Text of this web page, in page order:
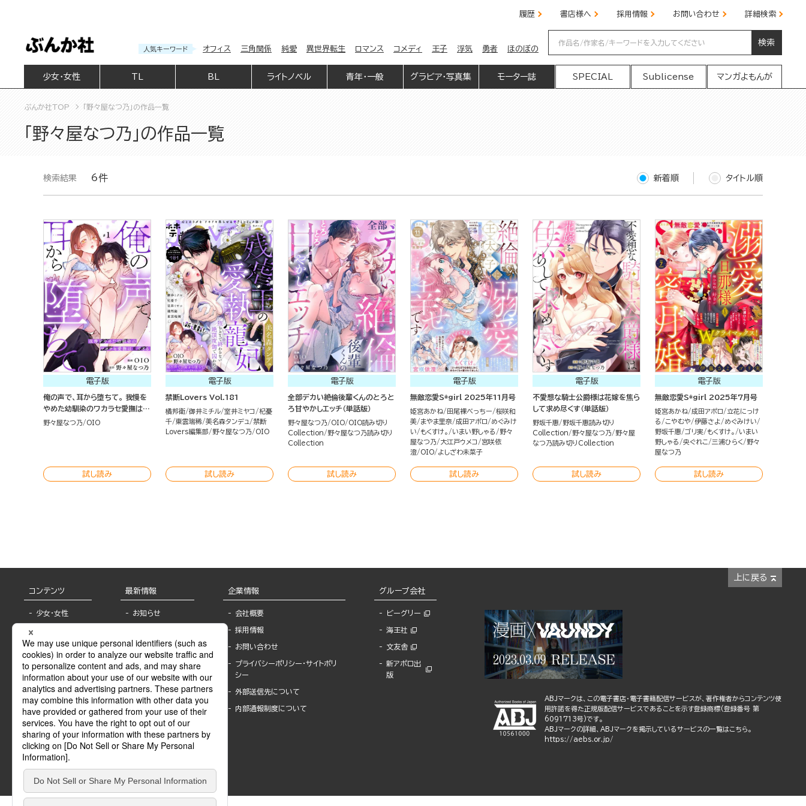
履歴 書店様へ 採用情報 お問い合わせ 詳細検索
人気キーワード オフィス 三角関係 純愛 異世界転生 ロマンス コメディ 王子 浮気 勇者 ほのぼの
検索
少女・女性 BL ライトノベル 青年・一般 グラビア・写真集 モーター誌 SPECIAL Sublicense マンガよもんが
ぶんか社TOP 「野々屋なつ乃」の作品一覧
「野々屋なつ乃」の作品一覧
検索結果 6件 新着順 タイトル順
電子版
俺の声で、耳から堕ちて。 我慢を
やめた幼馴染のワカラセ愛撫は重
すぎる（分冊版）
野々屋なつ乃 OIO
試し読み
電子版
禁断Lovers Vol.181
橘邦衛 御井ミチル 室井ミヤコ
杞憂
千 東雲瑞稀 美名森タンデュ
禁断
Lovers編集部
野々屋なつ乃 OIO
試し読み
電子版
全部デカい絶倫後輩くんのとろと
ろ甘やかしエッチ（単話版）
野々屋なつ乃 OIO
OIO読み切り
Collection
野々屋なつ乃読み切り
Collection
試し読み
電子版
無敵恋愛S*girl 2025年11月号
姫宮あかね 田尾裸べっちー
桜咲和
美
まやま里奈 成田アポロ
めぐみけ
い
もくすけ。 いまい野しゃる
野々
屋なつ乃
大江戸ウメコ
宮咲依
澄
OIO よしざわ未菜子
試し読み
電子版
不愛想な騎士公爵様は花嫁を焦ら
して求め尽くす（単話版）
野坂千惠
野坂千惠読み切り
Collection
野々屋なつ乃
野々屋
なつ乃読み切りCollection
試し読み
電子版
無敵恋愛S*girl 2025年7月号
姫宮あかね 成田アポロ
立花にっけ
る
こやむや 伊藤さよ
めぐみけい
野坂千惠
ゴリ実 もくすけ。
いまい
野しゃる
央ぐれこ 三浦ひらく
野々
屋なつ乃
試し読み
上に戻る
コンテンツ
少女・女性
BL
ライトノベル
青年・一般
グラビア・写真
モーター誌
SPECIAL
Sublicense
最新情報
お知らせ
報
書店様へ
海外ライセンシー
公式SNSアカウ
ント
作家一覧
Keyword list
Author list
企業情報
会社概要
採用情報
お問い合わせ
プライバシーポリシー・サイトポリ
シー
外部送信先について
内部通報制度について
グループ会社
ビーグリー
海王社
文友舎
新アポロ出
版
ABJマークは、この電子書店・電子書籍配信サービスが、著作権者からコンテンツ使
用許諾を得た正規版配信サービスであることを示す登録商標(登録番号 第
6091713号)です。
ABJマークの詳細、ABJマークを掲示しているサービスの一覧はこちら。
https://aebs.or.jp/